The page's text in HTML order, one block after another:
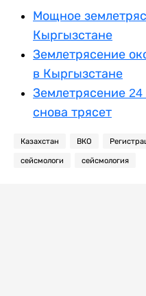
Мощное
Кыргызстане
Землетрясение
в Кыргызстане
Землетрясение 24
снова трясет
Казахстан ВКО
сейсмологи сейсмология